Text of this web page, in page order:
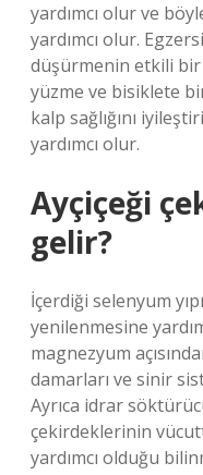
yardımcı olur ve
yardımcı olur.
düşürmenin etkili
yüzme ve bisiklete
kalp sağlığını
yardımcı olur.
Ayçiçeği
gelir?
İçerdiği selenyum
yenilenmesine
magnezyum
damarları ve sinir
Ayrıca idrar
çekirdeklerinin
yardımcı olduğu